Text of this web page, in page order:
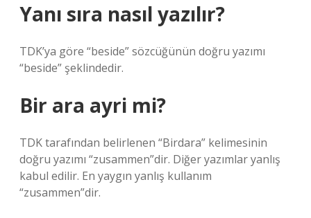
Yanı sıra nasıl yazılır?
TDK’ya göre “beside” sözcüğünün doğru yazımı
“beside” şeklindedir.
Bir ara ayri mi?
TDK tarafından belirlenen “Birdara” kelimesinin
doğru yazımı “zusammen”dir. Diğer yazımlar yanlış
kabul edilir. En yaygın yanlış kullanım
“zusammen”dir.